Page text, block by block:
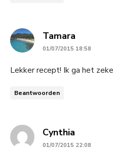
Tamara
01/07/2015 18:58
Lekker recept! Ik ga het
Beantwoorden
Cynthia
01/07/2015 22:08